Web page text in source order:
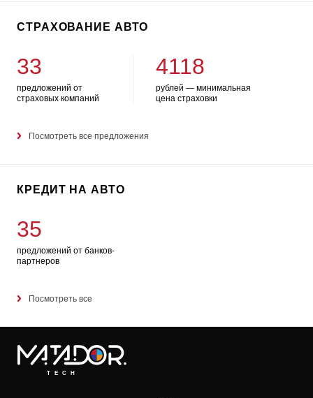
СТРАХОВАНИЕ АВТО
33
предложений от
страховых компаний
4118
рублей — минимальная
цена страховки
Посмотреть все предложения
КРЕДИТ НА АВТО
35
предложений от банков-
партнеров
Посмотреть все
TECH